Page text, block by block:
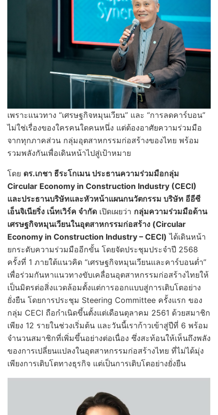
เพราะแนวทาง “เศรษฐกิจหมุนเวียน” และ “การลดคาร์บอน”
ไม่ใช่เรื่องของใครคนใดคนหนึ่ง แต่ต้องอาศัยความร่วมมือ
จากทุกภาคส่วน กลุ่มอุตสาหกรรมก่อสร้างของไทย พร้อม
รวมพลังกันเพื่อเดินหน้าไปสู่เป้าหมาย
โดย ดร.เกชา ธีระโกเมน ประธานความร่วมมือกลุ่ม
Circular Economy in Construction Industry (CECI)
และประธานบริษัทและหัวหน้าแผนกนวัตกรรม บริษัท อีอีซี
เอ็นจิเนียริ่ง เน็ทเวิร์ค จำกัด เปิดเผยว่า กลุ่มความร่วมมือด้าน
เศรษฐกิจหมุนเวียนในอุตสาหกรรมก่อสร้าง (Circular
Economy in Construction Industry – CECI) ได้เดินหน้า
ยกระดับความร่วมมืออีกขั้น โดยจัดประชุมประจำปี 2568
ครั้งที่ 1 ภายใต้แนวคิด “เศรษฐกิจหมุนเวียนและคาร์บอนต่ำ”
เพื่อร่วมกันหาแนวทางขับเคลื่อนอุตสาหกรรมก่อสร้างไทยให้
เป็นมิตรต่อสิ่งแวดล้อมตั้งแต่การออกแบบสู่การเติบโตอย่าง
ยั่งยืน โดยการประชุม Steering Committee ครั้งแรก ของ
กลุ่ม CECI ถือกำเนิดขึ้นตั้งแต่เดือนตุลาคม 2561 ด้วยสมาชิก
เพียง 12 รายในช่วงเริ่มต้น และวันนี้เราก้าวเข้าสู่ปีที่ 6 พร้อม
จำนวนสมาชิกที่เพิ่มขึ้นอย่างต่อเนื่อง ซึ่งสะท้อนให้เห็นถึงพลัง
ของการเปลี่ยนแปลงในอุตสาหกรรมก่อสร้างไทย ที่ไม่ได้มุ่ง
เพียงการเติบโตทางธุรกิจ แต่เป็นการเติบโตอย่างยั่งยืน